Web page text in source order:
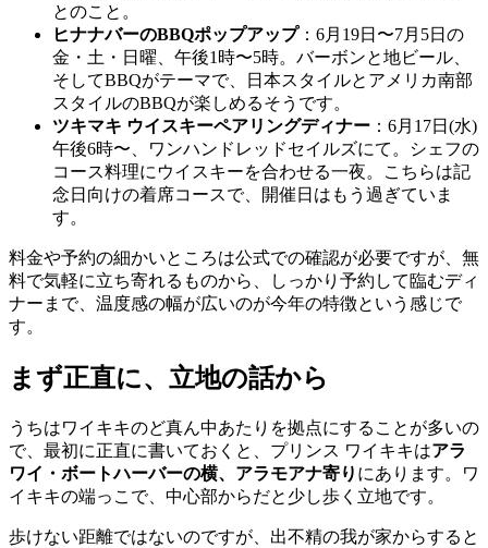
とのこと。
ヒナナバーのBBQポップアップ：6月19日〜7月5日の
金・土・日曜、午後1時〜5時。バーボンと地ビール、
そしてBBQがテーマで、日本スタイルとアメリカ南部
スタイルのBBQが楽しめるそうです。
ツキマキ ウイスキーペアリングディナー ：6月17日(水)
午後6時〜、ワンハンドレッドセイルズにて。シェフの
コース料理にウイスキーを合わせる一夜。こちらは記
念日向けの着席コースで、開催日はもう過ぎていま
す。
料金や予約の細かいところは公式での確認が必要ですが、無
料で気軽に立ち寄れるものから、しっかり予約して臨むディ
ナーまで、温度感の幅が広いのが今年の特徴という感じで
す。
まず正直に、立地の話から
うちはワイキキのど真ん中あたりを拠点にすることが多いの
で、最初に正直に書いておくと、プリンス ワイキキはアラ
ワイ・ボートハーバーの横、アラモアナ寄り にあります。ワ
イキキの端っこで、中心部からだと少し歩く立地です。
歩けない距離ではないのですが、出不精の我が家からすると